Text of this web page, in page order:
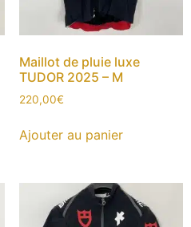
Maillot de pluie luxe
TUDOR 2025 – M
220,00€
Ajouter au panier